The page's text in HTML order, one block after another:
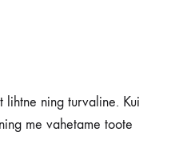
lihtne ning turvaline. Kui
me vahetame toote